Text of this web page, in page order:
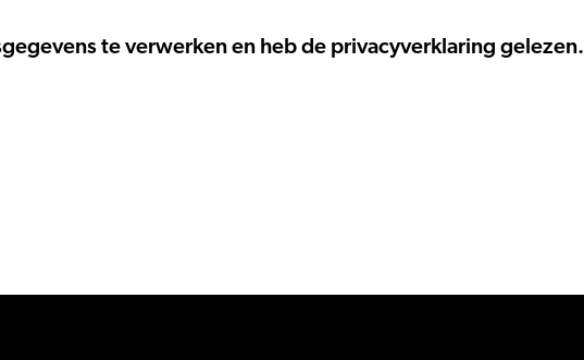
te verwerken en heb de privacyverklaring gelezen.